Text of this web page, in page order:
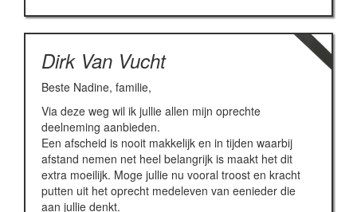
Dirk Van Vucht
Beste Nadine, familie,
Via deze weg wil ik jullie allen mijn oprechte
deelneming aanbieden.
Een afscheid is nooit makkelijk en in tijden waarbij
afstand nemen net heel belangrijk is maakt het dit
extra moeilijk. Moge jullie nu vooral troost en kracht
putten uit het oprecht medeleven van eenieder die
aan jullie denkt.